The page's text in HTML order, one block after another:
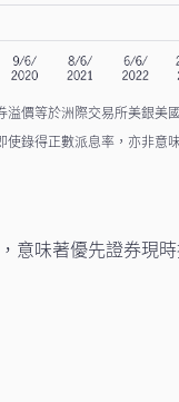
價等於洲際交易所美銀美
錄得正數派息率，亦非意
意味著優先證券現